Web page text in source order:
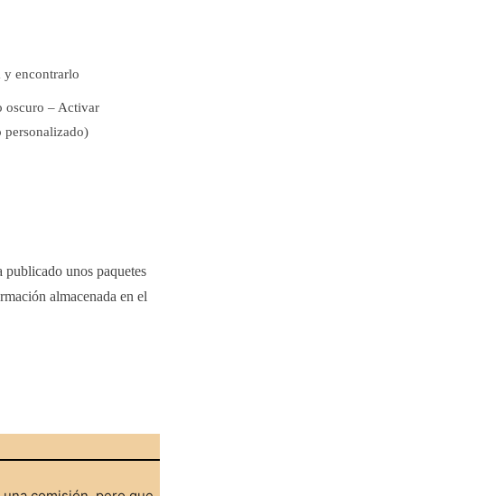
y encontrarlo
oscuro – Activar
personalizado)
unos paquetes
almacenada en el